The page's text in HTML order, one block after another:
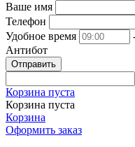
Ваше имя
Телефон
Удобное время
Антибот
Отправить
Корзина пуста
Корзина пуста
Корзина
Оформить заказ